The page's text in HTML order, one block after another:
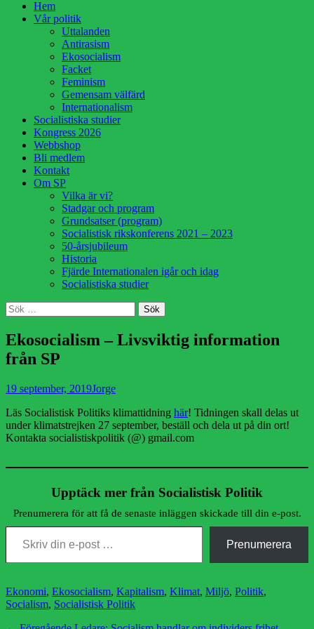
HoppaHem
Vår politik
Uttalanden
Antirasism
Ekosocialism
Facket
Feminism
Gemensam välfärd
Internationalism
Socialistiska studier
Kongress 2026
Webbshop
Bli medlem
Kontakt
Om SP
Vilka är vi?
Stadgar och program
Grundsatser (program)
Socialistisk rikskonferens 2021 – 2023
50-årsjubileum
Historia
Fjärde Internationalen igår och idag
Socialistiska studier
Sök
Sök
efter:
Ekosocialism – Livsviktig information
från SP
Publicerad
19 september, 2019Författare
Jorge
Läs Socialistisk Politiks klimattidning här! Tidningen skall delas ut
under klimatstrejken 27 september, beställ och dela ut på din ort!
Kontakta socialistiskpolitik (@) gmail.com
Upptäck mer från Socialistisk Politik
Prenumerera för att få de senaste inläggen skickade till din e-post.
Skriv din e-post …
Prenumerera
Kategorier
Ekonomi, Ekosocialism, Kapitalism, Klimat, Miljö, Politik,
Socialism, Socialistisk Politik